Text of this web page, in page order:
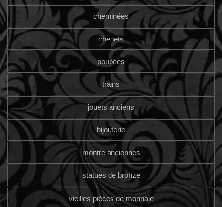
cheminées
chenets
poupées
trains
jouets anciens
bijouterie
montre anciennes
statues de bronze
vieilles pièces de monnaie